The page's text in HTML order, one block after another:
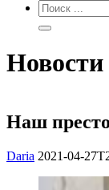
Новости
Наш
Daria 2021-04-